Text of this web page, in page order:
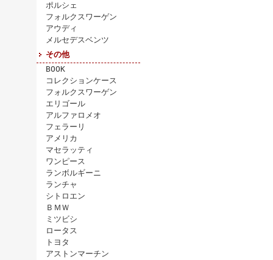
ポルシェ
フォルクスワーゲン
アウディ
メルセデスベンツ
その他
BOOK
コレクションケース
フォルクスワーゲン
エリゴール
アルファロメオ
フェラーリ
アメリカ
マセラッティ
ワンピース
ランボルギーニ
ランチャ
シトロエン
ＢＭＷ
ミツビシ
ロータス
トヨタ
アストンマーチン